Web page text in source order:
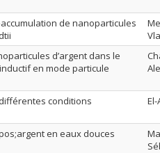
de nanoparticules
d’argent dans le
en mode particule
conditions
en eaux douces